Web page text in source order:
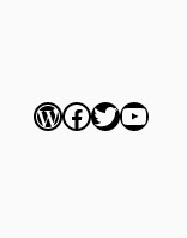
WordPress
Facebook
Twitter